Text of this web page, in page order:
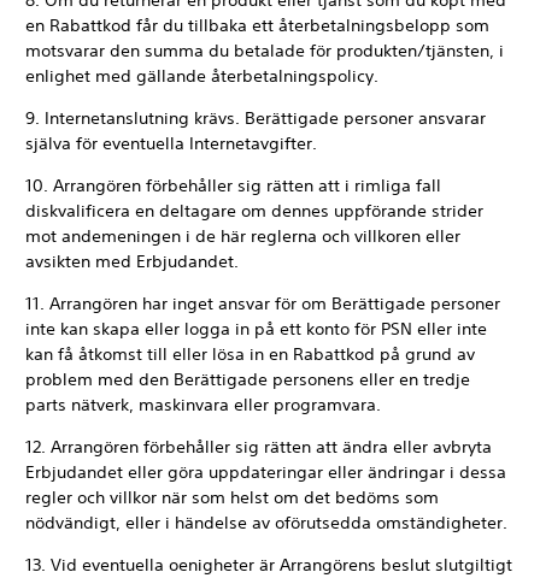
en Rabattkod får du tillbaka ett återbetalningsbelopp som
motsvarar den summa du betalade för produkten/tjänsten, i
enlighet med gällande återbetalningspolicy.
9. Internetanslutning krävs. Berättigade personer ansvarar
själva för eventuella Internetavgifter.
10. Arrangören förbehåller sig rätten att i rimliga fall
diskvalificera en deltagare om dennes uppförande strider
mot andemeningen i de här reglerna och villkoren eller
avsikten med Erbjudandet.
11. Arrangören har inget ansvar för om Berättigade personer
inte kan skapa eller logga in på ett konto för PSN eller inte
kan få åtkomst till eller lösa in en Rabattkod på grund av
parts nätverk, maskinvara eller programvara.
12. Arrangören förbehåller sig rätten att ändra eller avbryta
Erbjudandet eller göra uppdateringar eller ändringar i dessa
regler och villkor när som helst om det bedöms som
nödvändigt, eller i händelse av oförutsedda omständigheter.
13. Vid eventuella oenigheter är Arrangörens beslut slutgiltigt